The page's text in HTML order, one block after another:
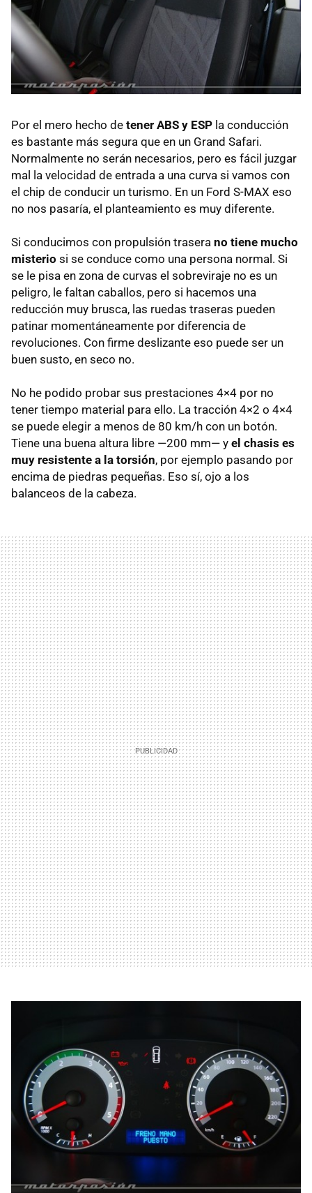
Por el mero hecho de tener ABS y ESP la conducción
es bastante más segura que en un Grand Safari.
Normalmente no serán necesarios, pero es fácil juzgar
mal la velocidad de entrada a una curva si vamos con
el chip de conducir un turismo. En un Ford S-MAX eso
no nos pasaría, el planteamiento es muy diferente.
Si conducimos con propulsión trasera no tiene mucho
misterio si se conduce como una persona normal. Si
se le pisa en zona de curvas el sobreviraje no es un
peligro, le faltan caballos, pero si hacemos una
reducción muy brusca, las ruedas traseras pueden
patinar momentáneamente por diferencia de
revoluciones. Con firme deslizante eso puede ser un
buen susto, en seco no.
No he podido probar sus prestaciones 4×4 por no
tener tiempo material para ello. La tracción 4×2 o 4×4
se puede elegir a menos de 80 km/h con un botón.
Tiene una buena altura libre —200 mm— y el chasis es
muy resistente a la torsión, por ejemplo pasando por
encima de piedras pequeñas. Eso sí, ojo a los
balanceos de la cabeza.